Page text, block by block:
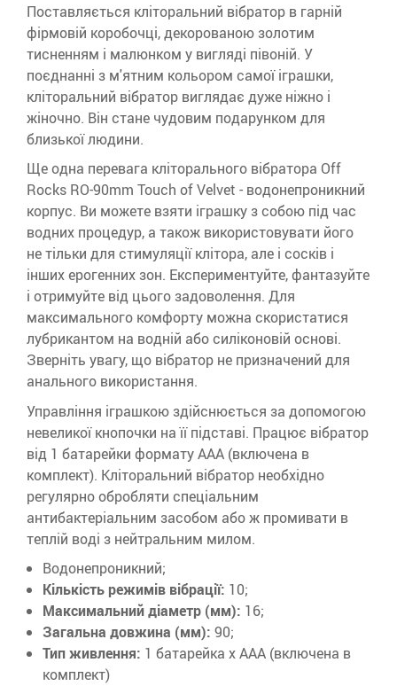
Поставляється кліторальний вібратор в гарній
фірмовій коробочці, декорованою золотим
тисненням і малюнком у вигляді півоній. У
поєднанні з м'ятним кольором самої іграшки,
кліторальний вібратор виглядає дуже ніжно і
жіночно. Він стане чудовим подарунком для
близької людини.
Ще одна перевага кліторального вібратора Off
Rocks RO-90mm Touch of Velvet - водонепроникний
корпус. Ви можете взяти іграшку з собою під час
водних процедур, а також використовувати його
не тільки для стимуляції клітора, але і сосків і
інших ерогенних зон. Експериментуйте, фантазуйте
і отримуйте від цього задоволення. Для
максимального комфорту можна скористатися
лубрикантом на водній або силіконовій основі.
Зверніть увагу, що вібратор не призначений для
анального використання.
Управління іграшкою здійснюється за допомогою
невеликої кнопочки на її підставі. Працює вібратор
від 1 батарейки формату ААА (включена в
комплект). Кліторальний вібратор необхідно
регулярно обробляти спеціальним
антибактеріальним засобом або ж промивати в
теплій воді з нейтральним милом.
Водонепроникний;
Кількість режимів вібрації: 10;
Максимальний діаметр (мм): 16;
Загальна довжина (мм): 90;
Тип живлення: 1 батарейка х ААА (включена в
комплект)